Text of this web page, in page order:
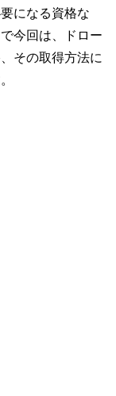
になる資格な
今回は、ドロー
その取得方法に